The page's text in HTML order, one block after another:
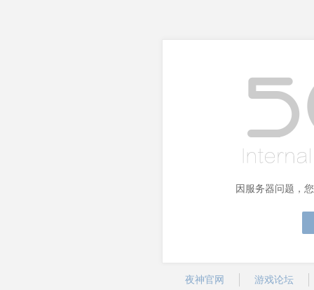
因服务器问题，
夜神官网 游戏论坛